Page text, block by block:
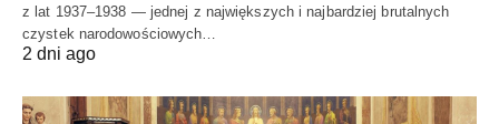
z lat 1937–1938 — jednej z największych i najbardziej brutalnych
czystek narodowościowych…
2 dni ago